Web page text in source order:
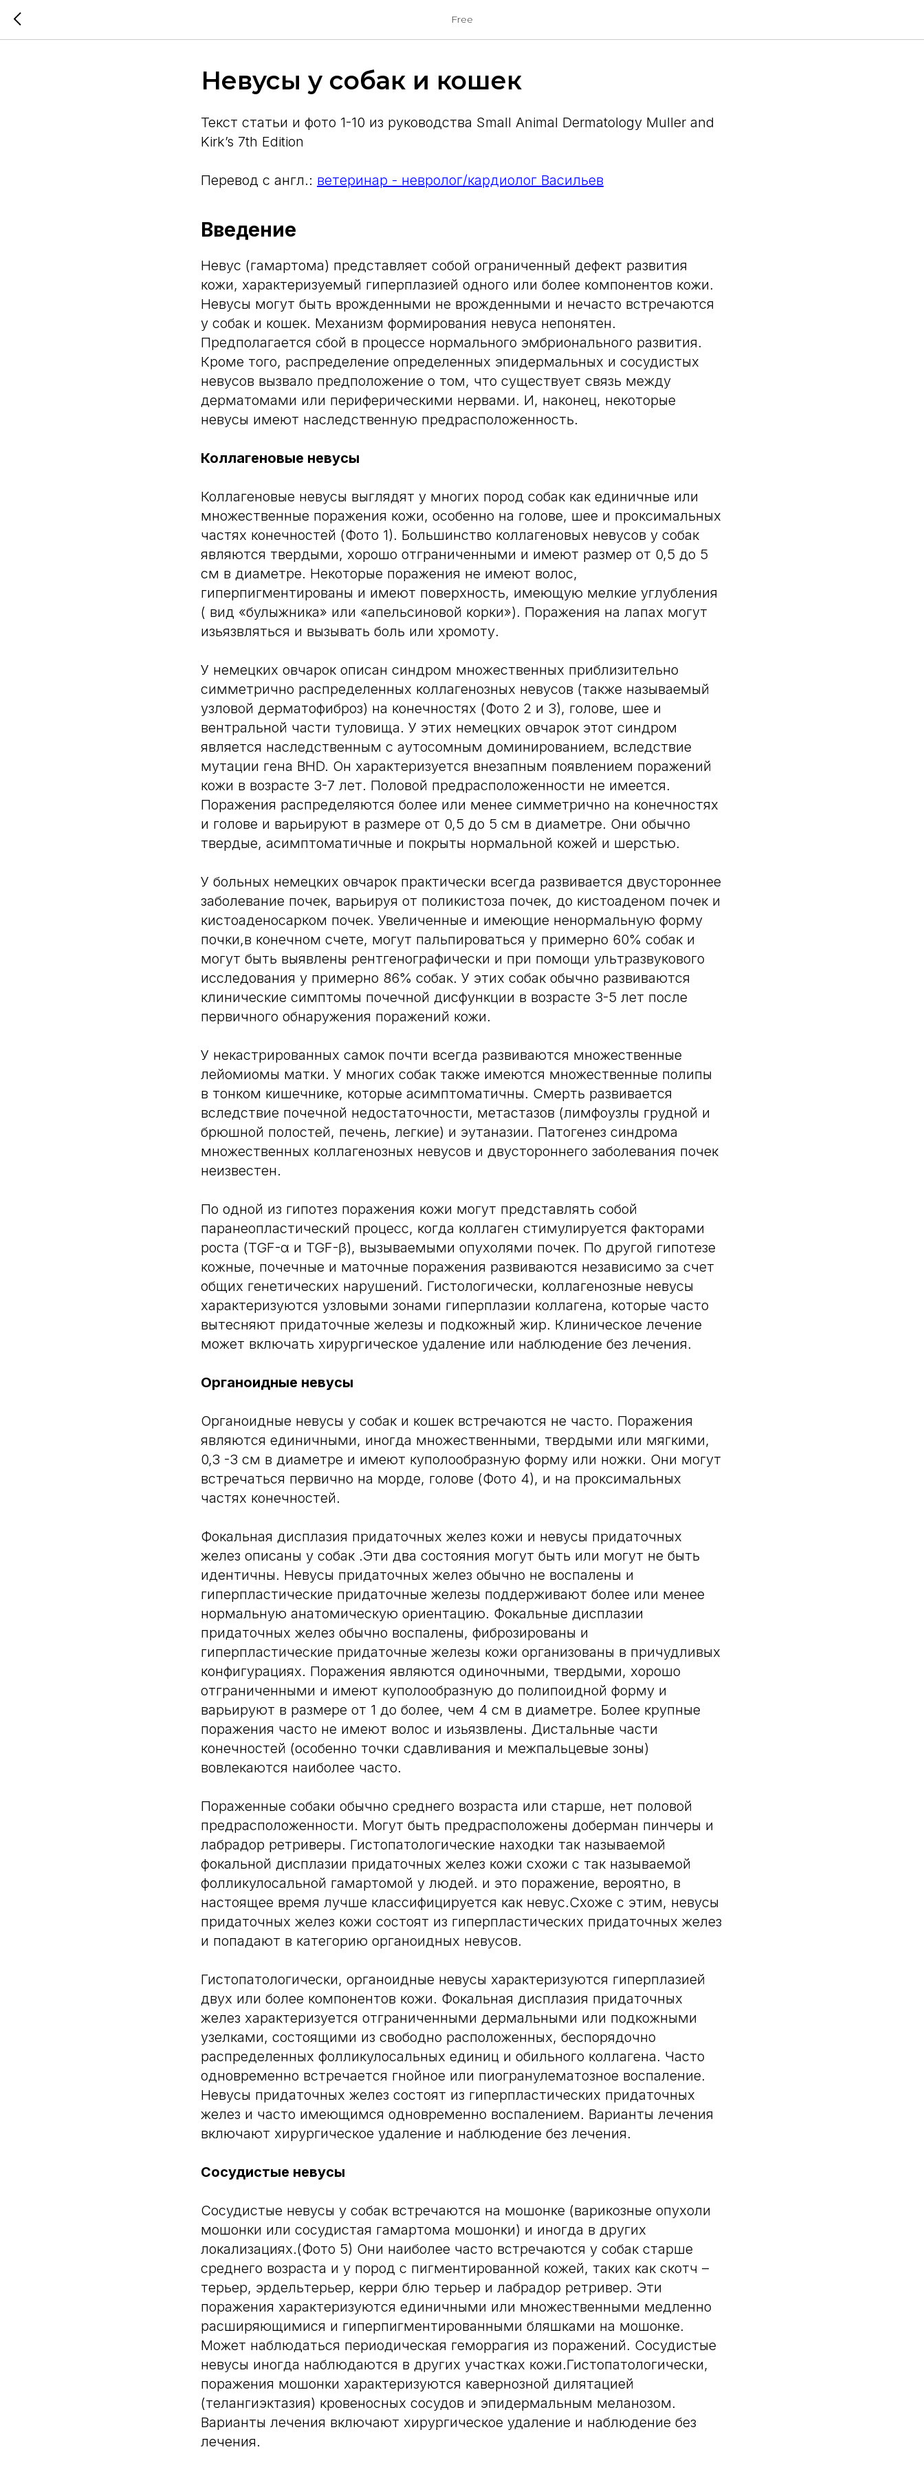
Free
Невусы у собак и кошек
Текст статьи и фото 1-10 из руководства Small Animal Dermatology Muller and
Kirk’s 7th Edition
Перевод с англ.: ветеринар - невролог/кардиолог Васильев
Введение
Невус (гамартома) представляет собой ограниченный дефект развития
кожи, характеризуемый гиперплазией одного или более компонентов кожи.
Невусы могут быть врожденными не врожденными и нечасто встречаются
у собак и кошек. Механизм формирования невуса непонятен.
Предполагается сбой в процессе нормального эмбрионального развития.
Кроме того, распределение определенных эпидермальных и сосудистых
невусов вызвало предположение о том, что существует связь между
дерматомами или периферическими нервами. И, наконец, некоторые
невусы имеют наследственную предрасположенность.
Коллагеновые невусы
Коллагеновые невусы выглядят у многих пород собак как единичные или
множественные поражения кожи, особенно на голове, шее и проксимальных
частях конечностей (Фото 1). Большинство коллагеновых невусов у собак
являются твердыми, хорошо отграниченными и имеют размер от 0,5 до 5
см в диаметре. Некоторые поражения не имеют волос,
гиперпигментированы и имеют поверхность, имеющую мелкие углубления
( вид «булыжника» или «апельсиновой корки»). Поражения на лапах могут
изьязвляться и вызывать боль или хромоту.
У немецких овчарок описан синдром множественных приблизительно
симметрично распределенных коллагенозных невусов (также называемый
узловой дерматофиброз) на конечностях (Фото 2 и 3), голове, шее и
вентральной части туловища. У этих немецких овчарок этот синдром
является наследственным с аутосомным доминированием, вследствие
мутации гена BHD. Он характеризуется внезапным появлением поражений
кожи в возрасте 3-7 лет. Половой предрасположенности не имеется.
Поражения распределяются более или менее симметрично на конечностях
и голове и варьируют в размере от 0,5 до 5 см в диаметре. Они обычно
твердые, асимптоматичные и покрыты нормальной кожей и шерстью.
У больных немецких овчарок практически всегда развивается двустороннее
заболевание почек, варьируя от поликистоза почек, до кистоаденом почек и
кистоаденосарком почек. Увеличенные и имеющие ненормальную форму
почки,в конечном счете, могут пальпироваться у примерно 60% собак и
могут быть выявлены рентгенографически и при помощи ультразвукового
исследования у примерно 86% собак. У этих собак обычно развиваются
клинические симптомы почечной дисфункции в возрасте 3-5 лет после
первичного обнаружения поражений кожи.
У некастрированных самок почти всегда развиваются множественные
лейомиомы матки. У многих собак также имеются множественные полипы
в тонком кишечнике, которые асимптоматичны. Смерть развивается
вследствие почечной недостаточности, метастазов (лимфоузлы грудной и
брюшной полостей, печень, легкие) и эутаназии. Патогенез синдрома
множественных коллагенозных невусов и двустороннего заболевания почек
неизвестен.
По одной из гипотез поражения кожи могут представлять собой
паранеопластический процесс, когда коллаген стимулируется факторами
роста (TGF-α и TGF-β), вызываемыми опухолями почек. По другой гипотезе
кожные, почечные и маточные поражения развиваются независимо за счет
общих генетических нарушений. Гистологически, коллагенозные невусы
характеризуются узловыми зонами гиперплазии коллагена, которые часто
вытесняют придаточные железы и подкожный жир. Клиническое лечение
может включать хирургическое удаление или наблюдение без лечения.
Органоидные невусы
Органоидные невусы у собак и кошек встречаются не часто. Поражения
являются единичными, иногда множественными, твердыми или мягкими,
0,3 -3 см в диаметре и имеют куполообразную форму или ножки. Они могут
встречаться первично на морде, голове (Фото 4), и на проксимальных
частях конечностей.
Фокальная дисплазия придаточных желез кожи и невусы придаточных
желез описаны у собак .Эти два состояния могут быть или могут не быть
идентичны. Невусы придаточных желез обычно не воспалены и
гиперпластические придаточные железы поддерживают более или менее
нормальную анатомическую ориентацию. Фокальные дисплазии
придаточных желез обычно воспалены, фиброзированы и
гиперпластические придаточные железы кожи организованы в причудливых
конфигурациях. Поражения являются одиночными, твердыми, хорошо
отграниченными и имеют куполообразную до полипоидной форму и
варьируют в размере от 1 до более, чем 4 см в диаметре. Более крупные
поражения часто не имеют волос и изьязвлены. Дистальные части
конечностей (особенно точки сдавливания и межпальцевые зоны)
вовлекаются наиболее часто.
Пораженные собаки обычно среднего возраста или старше, нет половой
предрасположенности. Могут быть предрасположены доберман пинчеры и
лабрадор ретриверы. Гистопатологические находки так называемой
фокальной дисплазии придаточных желез кожи схожи с так называемой
фолликулосальной гамартомой у людей. и это поражение, вероятно, в
настоящее время лучше классифицируется как невус.Схоже с этим, невусы
придаточных желез кожи состоят из гиперпластических придаточных желез
и попадают в категорию органоидных невусов.
Гистопатологически, органоидные невусы характеризуются гиперплазией
двух или более компонентов кожи. Фокальная дисплазия придаточных
желез характеризуется отграниченными дермальными или подкожными
узелками, состоящими из свободно расположенных, беспорядочно
распределенных фолликулосальных единиц и обильного коллагена. Часто
одновременно встречается гнойное или пиогранулематозное воспаление.
Невусы придаточных желез состоят из гиперпластических придаточных
желез и часто имеющимся одновременно воспалением. Варианты лечения
включают хирургическое удаление и наблюдение без лечения.
Сосудистые невусы
Сосудистые невусы у собак встречаются на мошонке (варикозные опухоли
мошонки или сосудистая гамартома мошонки) и иногда в других
локализациях.(Фото 5) Они наиболее часто встречаются у собак старше
среднего возраста и у пород с пигментированной кожей, таких как скотч –
терьер, эрдельтерьер, керри блю терьер и лабрадор ретривер. Эти
поражения характеризуются единичными или множественными медленно
расширяющимися и гиперпигментированными бляшками на мошонке.
Может наблюдаться периодическая геморрагия из поражений. Сосудистые
невусы иногда наблюдаются в других участках кожи.Гистопатологически,
поражения мошонки характеризуются кавернозной дилятацией
(телангиэктазия) кровеносных сосудов и эпидермальным меланозом.
Варианты лечения включают хирургическое удаление и наблюдение без
лечения.